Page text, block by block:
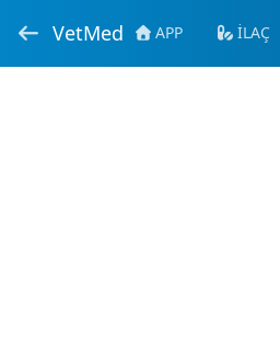
VetMed APP İLAÇ